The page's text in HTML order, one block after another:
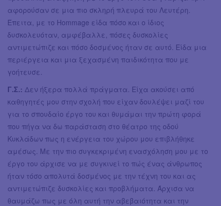
αφορούσαν σε μια πιο σκληρή πλευρά του Λευτέρη.
Έπειτα, με το Hommage είδα πόσο και ο ίδιος
δυσκολευόταν, αμφέβαλλε, πόσες δυσκολίες
αντιμετώπιζε και πόσο δοσμένος ήταν σε αυτό. Είδα μια
περιέργεια και μια ξεχασμένη παιδικότητα που με
γοήτευσε.
Γ.Σ.: Δεν ήξερα πολλά πράγματα. Είχα ακούσει από
καθηγητές μου στην σχολή που είχαν δουλέψει μαζί του
για το σπουδαίο έργο του και θυμάμαι την πρώτη φορά
που πήγα να δω παράσταση στο θέατρο της οδού
Κυκλάδων πως η ενέργεια του χώρου μου επιβλήθηκε
αμέσως. Με την πιο συγκεκριμένη ενασχόληση μου με το
έργο του άρχισε να με συγκινεί το πώς ένας άνθρωπος
ήταν τόσο απολυτά δοσμένος με την τέχνη του και ας
αντιμετώπιζε δυσκολίες και προβλήματα. Άρχισα να
θαυμάζω πως με όλη αυτή την αβεβαιότητα και την